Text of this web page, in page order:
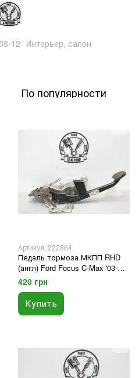
12 Интерьер, салон
По популярности
Артикул: 222864
Педаль тормоза МКПП RHD
(англ) Ford Focus C-Max '03-
'10/Kuga '08-'12
420 грн
Купить